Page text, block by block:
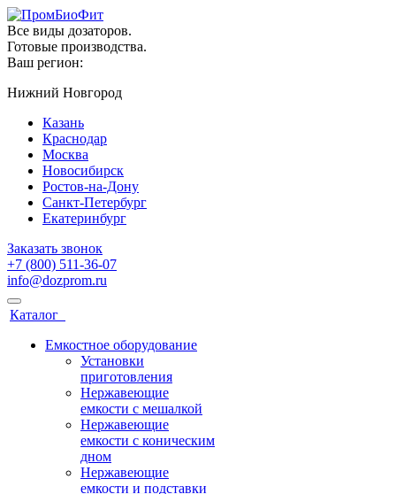
Все виды дозаторов.
Готовые производства.
Ваш регион:
Нижний Новгород
Казань
Краснодар
Москва
Новосибирск
Ростов-на-Дону
Санкт-Петербург
Екатеринбург
Заказать звонок
+7 (800) 511-36-07
info@dozprom.ru
Каталог
Емкостное оборудование
Установки
приготовления
Нержавеющие
емкости с мешалкой
Нержавеющие
емкости с коническим
дном
Нержавеющие
емкости и подставки